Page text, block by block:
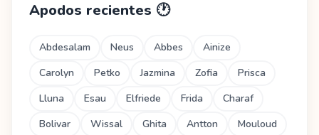
Apodos recientes 🕐
Abdesalam Neus Abbes
Ainize
Carolyn
Petko Jazmina Zofia
Prisca
Lluna
Esau Elfriede Frida
Charaf
Bolivar
Wissal Ghita Antton
Mouloud